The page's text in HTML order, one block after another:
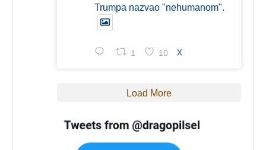
Trumpa nazvao "nehumanom".
1 10 X
Load More